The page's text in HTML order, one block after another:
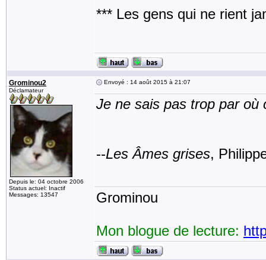
*** Les gens qui ne rient
Grominou2
Déclamateur
Depuis le: 04 octobre 2006
Status actuel: Inactif
Messages: 13547
Envoyé : 14 août 2015 à 21:07
Je ne sais pas trop par où
--Les Âmes grises,
Grominou
Mon blogue de lecture: